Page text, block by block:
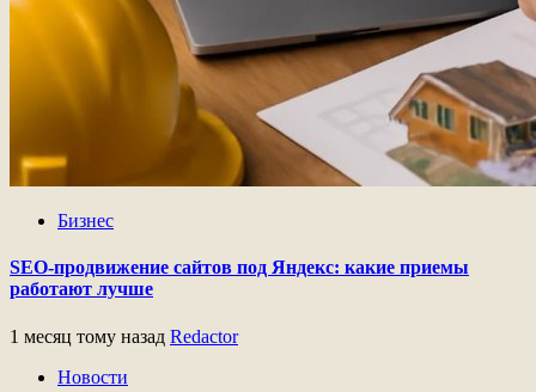
Бизнес
SEO-продвижение сайтов под Яндекс: какие приемы
работают лучше
1 месяц тому назад Redactor
Новости